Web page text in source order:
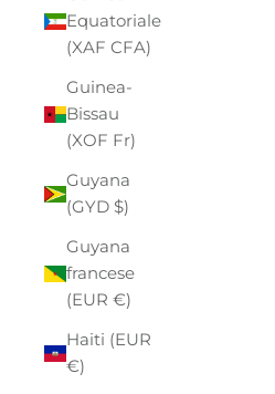
Equatoriale
(XAF CFA)
Guinea-
Bissau
(XOF Fr)
Guyana
(GYD $)
Guyana
francese
(EUR €)
Haiti (EUR
€)